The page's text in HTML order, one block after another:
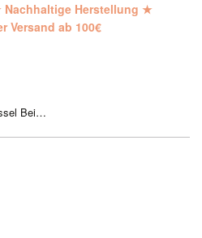
Herstellung ★
Versand ab 100€
Holzring 35mm 6 Stück Babyrassel Beissring Makramee Rico Design